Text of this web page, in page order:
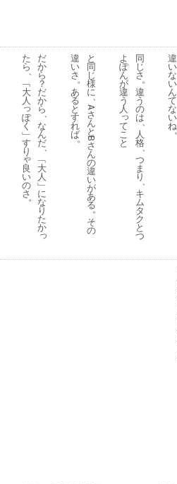
違
い
な
い
ん
て
な
い
ね
同
じ
さ。
違
う
の
は、
人
格、
つ
ま
り、
キ
ム
タ
ク
と
つ
よ
ぽ
ん
が
違
う
人
っ
て
こ
と
と
同
じ
様
に、
A
さ
ん
と
B
さ
ん
の
違
い
が
あ
る。
そ
の
違
い
さ。
あ
る
と
す
れ
ば。
だ
か
ら
？
だ
か
ら、
な
ん
だ、
﹁
大
人
﹂
に
な
り
た
か
っ
た
ら、
﹁
大
人
っ
ぽ
く
﹂
す
り
ゃ
良
い
の
さ。